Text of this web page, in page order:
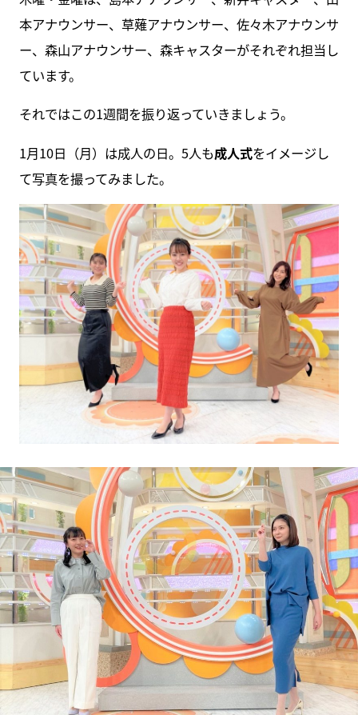
本アナウンサー、草薙アナウンサー、佐々木アナウンサ
ー、森山アナウンサー、森キャスターがそれぞれ担当し
ています。
それではこの1週間を振り返っていきましょう。
1月10日（月）は成人の日。5人も成人式をイメージし
て写真を撮ってみました。